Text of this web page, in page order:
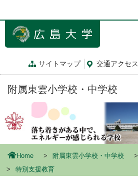
ン
サイトマップ 交通アクセス
附属東雲小学校・中学校
Home 附属東雲小学校・中学校
特別支援教育